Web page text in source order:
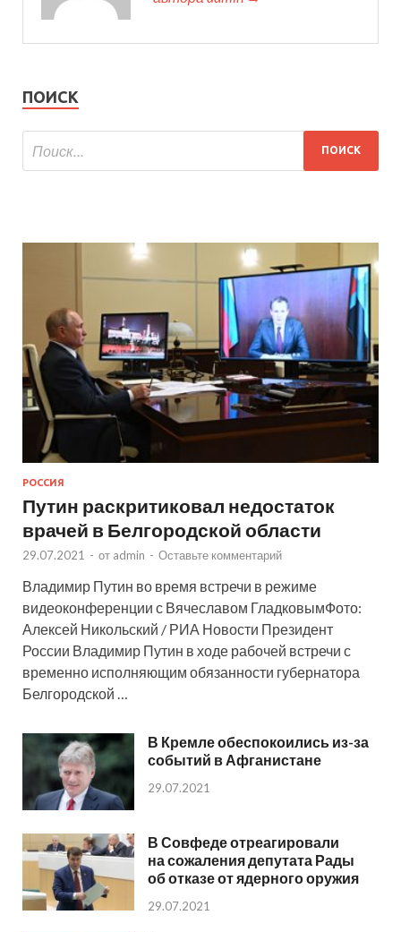
ПОИСК
РОССИЯ
Путин раскритиковал недостаток
врачей в Белгородской области
29.07.2021 - от admin - Оставьте комментарий
Владимир Путин во время встречи в режиме
видеоконференции с Вячеславом ГладковымФото:
Алексей Никольский / РИА Новости Президент
России Владимир Путин в ходе рабочей встречи с
временно исполняющим обязанности губернатора
Белгородской …
В Кремле обеспокоились из-за
событий в Афганистане
29.07.2021
В Совфеде отреагировали
на сожаления депутата Рады
об отказе от ядерного оружия
29.07.2021